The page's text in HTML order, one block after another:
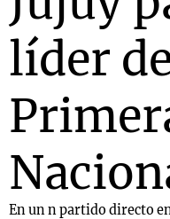
líder
En un n partido directo